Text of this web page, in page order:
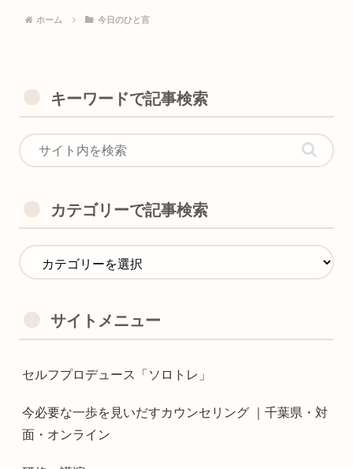
ホーム 今日のひと言
キーワードで記事検索
カテゴリーで記事検索
サイトメニュー
セルフプロデュース「ソロトレ」
今必要な一歩を見いだすカウンセリング ｜千葉県・対
面・オンライン